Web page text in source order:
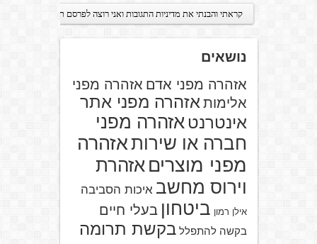
נושאים
אזהרה מפני אדם אזהרה מפני
אלימות אזהרה מפני אתר
אינטרנט אזהרה מפני
חברה או שירותאזהרה
מפני מוצרים אזהרת
וירוס מחשב איכות הסביבה
אילן רמון ביטחון בעלי חיים
בקשה להתפלל בקשת תרומה